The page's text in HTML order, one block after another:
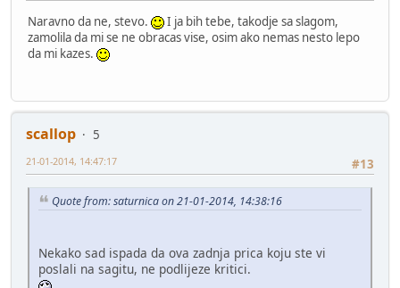
Naravno da ne, stevo.
I ja bih tebe, takodje sa slagom,
zamolila da mi se ne obracas vise, osim ako nemas nesto lepo
da mi kazes.
scallop
5
#13
21-01-2014, 14:47:17
Quote from: saturnica on 21-01-2014, 14:38:16
Nekako sad ispada da ova zadnja prica koju ste vi
poslali na sagitu, ne podlijeze kritici.